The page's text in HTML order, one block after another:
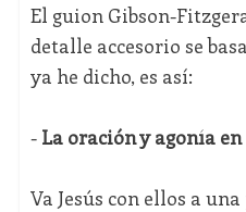
El guion Gibson-
detalle accesorio se
ya he dicho, es así:
- La oración y agonía
Va Jesús con ellos a